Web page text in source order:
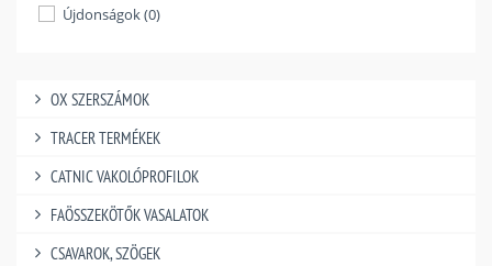
Újdonságok (0)
OX SZERSZÁMOK
TRACER TERMÉKEK
CATNIC VAKOLÓPROFILOK
FAÖSSZEKÖTŐK VASALATOK
CSAVAROK, SZÖGEK